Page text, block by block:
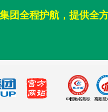
团全程护航，提供全